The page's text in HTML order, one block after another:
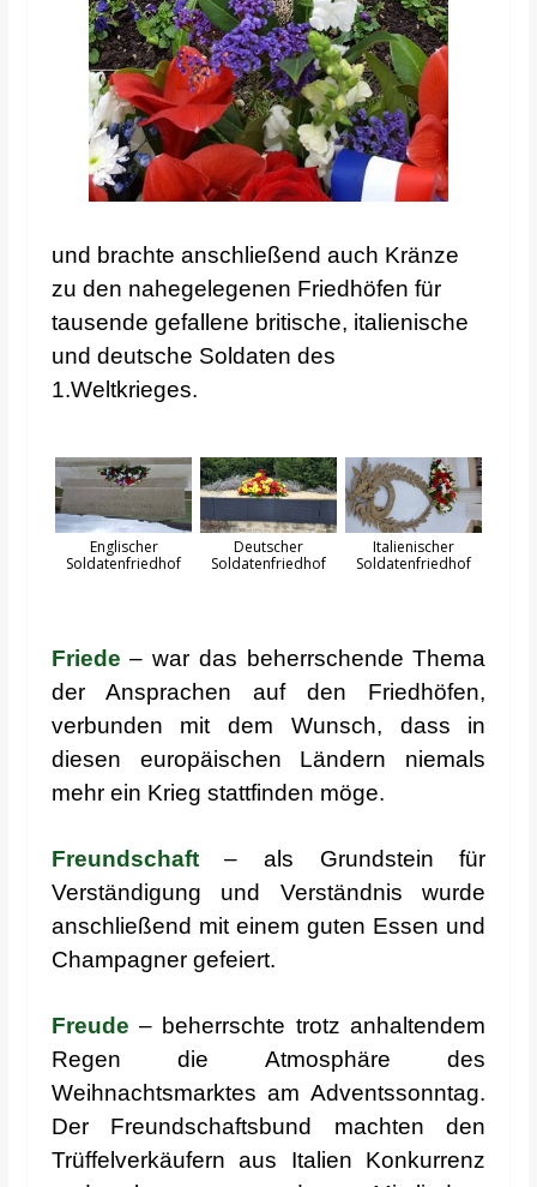
und brachte anschließend auch Kränze
zu den nahegelegenen Friedhöfen für
tausende gefallene britische, italienische
und deutsche Soldaten des
1.Weltkrieges.
Englischer
Soldatenfriedhof
Deutscher
Soldatenfriedhof
Italienischer
Soldatenfriedhof
Friede – war das beherrschende Thema
der Ansprachen auf den Friedhöfen,
verbunden mit dem Wunsch, dass in
diesen europäischen Ländern niemals
mehr ein Krieg stattfinden möge.
Freundschaft
– als Grundstein für
Verständigung und Verständnis wurde
anschließend mit einem guten Essen und
Champagner gefeiert.
Freude – beherrschte trotz anhaltendem
Regen die Atmosphäre des
Weihnachtsmarktes am Adventssonntag.
Der Freundschaftsbund machten den
Trüffelverkäufern aus Italien Konkurrenz